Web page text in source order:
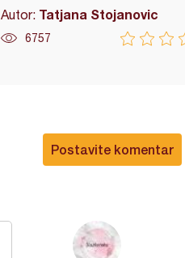
Autor: Tatjana Stojanovic
6757
Postavite komentar